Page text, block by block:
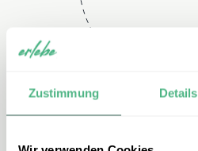
Zustimmung Details